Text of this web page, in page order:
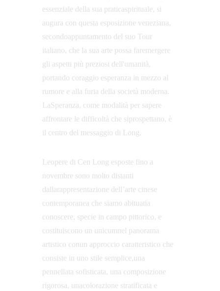
essenziale della sua praticaspirituale, si
augura con questa esposizione veneziana,
secondoappuntamento del suo Tour
italiano, che la sua arte possa faremergere
gli aspetti più preziosi dell'umanità,
portando coraggio esperanza in mezzo al
rumore e alla furia della società moderna.
LaSperanza, come modalità per sapere
affrontare le difficoltà che siprospettano, è
il centro del messaggio di Long.
Leopere di Cen Long esposte fino a
novembre sono molto distanti
dallarappresentazione dell’arte cinese
contemporanea che siamo abituatia
conoscere, specie in campo pittorico, e
costituiscono un unicumnel panorama
artistico conun approccio caratteristico che
consiste in uno stile semplice,una
pennellata sofisticata, una composizione
rigorosa, unacolorazione stratificata e